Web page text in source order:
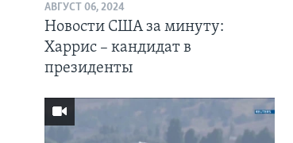
АВГУСТ 06, 2024
Новости США за минуту:
Харрис – кандидат в
президенты